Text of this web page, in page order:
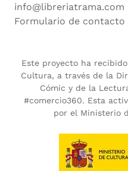
info@libreriatrama.com
Formulario de contacto
Este proyecto ha
Cultura, a través de la
Cómic y de la
#comercio360. Esta
por el Ministerio